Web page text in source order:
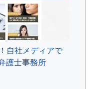
自社メディアで
護士事務所